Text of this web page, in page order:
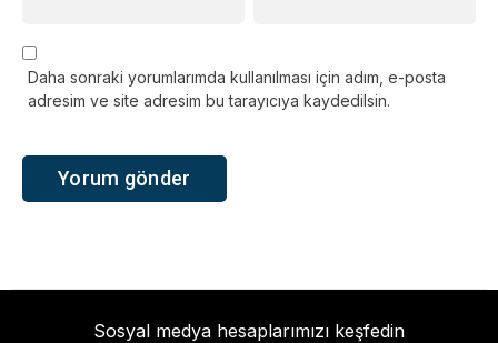
Daha sonraki yorumlarımda kullanılması için adım, e-posta
adresim ve site adresim bu tarayıcıya kaydedilsin.
Sosyal medya hesaplarımızı keşfedin